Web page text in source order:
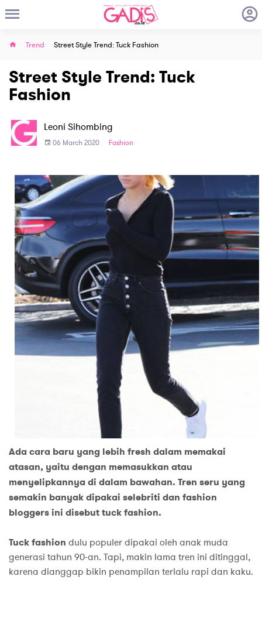
Trend Street Style Trend: Tuck Fashion
Street Style Trend: Tuck
Fashion
Leoni Sihombing
06 March 2020 Fashion
Ada cara baru yang lebih fresh dalam memakai
atasan, yaitu dengan memasukkan atau
menyelipkannya di dalam bawahan. Tren seru yang
semakin banyak dipakai selebriti dan fashion
bloggers ini disebut tuck fashion.
Tuck fashion dulu populer dipakai oleh anak muda
generasi tahun 90-an. Tapi, makin lama tren ini ditinggal,
karena dianggap bikin penampilan terlalu rapi dan kaku.